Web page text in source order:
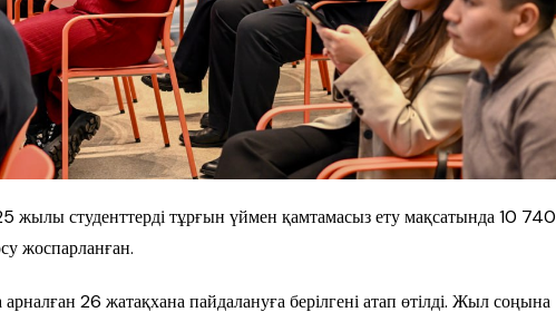
жылы студенттерді тұрғын үймен қамтамасыз ету мақсатында 10 740
жоспарланған.
26 жатақхана пайдалануға берілгені атап өтілді. Жыл соңына